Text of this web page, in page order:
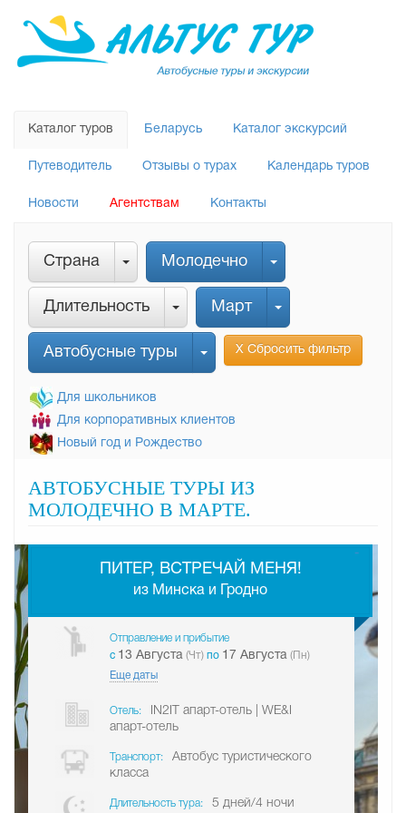
Каталог туров Беларусь Каталог экскурсий
Путеводитель Отзывы о турах Календарь туров
Новости Агентствам Контакты
Страна Молодечно
Длительность Март
Автобусные туры Х Сбросить фильтр
Для школьников
Для корпоративных клиентов
Новый год и Рождество
АВТОБУСНЫЕ ТУРЫ ИЗ
МОЛОДЕЧНО В МАРТЕ.
ПИТЕР, ВСТРЕЧАЙ МЕНЯ!
из Минска и Гродно
Отправление и прибытие
c 13 Августа (Чт) по 17 Августа (Пн)
Еще даты
Отель:
IN2IT апарт-отель | WE&I
апарт-отель
Транспорт:
Автобус туристического
класса
Длительность тура: 5 дней/4 ночи
-